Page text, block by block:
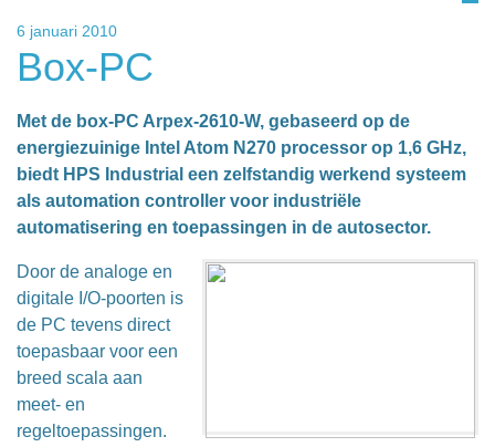
6 januari 2010
Box-PC
Met de box-PC Arpex-2610-W, gebaseerd op de
energiezuinige Intel Atom N270 processor op 1,6 GHz,
biedt HPS Industrial een zelfstandig werkend systeem
als automation controller voor industriële
automatisering en toepassingen in de autosector.
Door de analoge en
digitale I/O-poorten is
de PC tevens direct
toepasbaar voor een
breed scala aan
meet- en
regeltoepassingen.